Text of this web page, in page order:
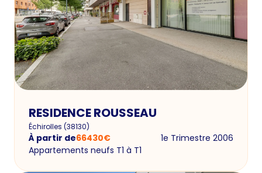
RESIDENCE ROUSSEAU
Échirolles (38130)
À partir de66430€
1e Trimestre 2006
Appartements neufs T1 à T1